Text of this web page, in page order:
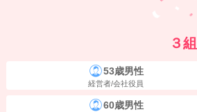
３組
53歳男性
経営者/会社役員
60歳男性